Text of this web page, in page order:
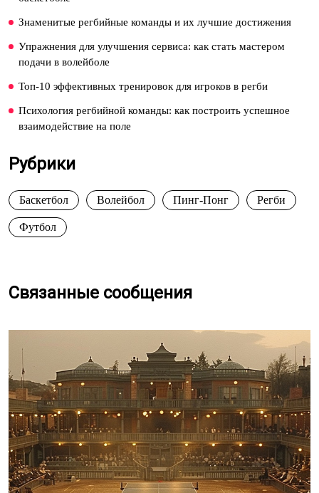
Знаменитые регбийные команды и их лучшие достижения
Упражнения для улучшения сервиса: как стать мастером
подачи в волейболе
Топ-10 эффективных тренировок для игроков в регби
Психология регбийной команды: как построить успешное
взаимодействие на поле
Рубрики
Баскетбол Волейбол Пинг-Понг Регби
Футбол
Связанные сообщения